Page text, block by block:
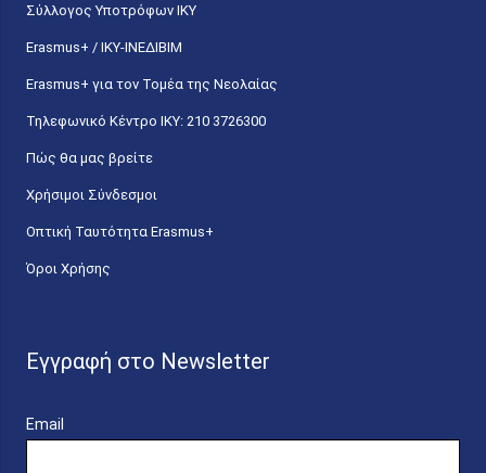
Σύλλογος Υποτρόφων ΙΚΥ
Erasmus+ / ΙΚΥ-ΙΝΕΔΙΒΙΜ
Erasmus+ για τον Τομέα της Νεολαίας
Τηλεφωνικό Κέντρο IKY: 210 3726300
Πώς θα μας βρείτε
Χρήσιμοι Σύνδεσμοι
Οπτική Ταυτότητα Erasmus+
Όροι Χρήσης
Εγγραφή στο Newsletter
Email